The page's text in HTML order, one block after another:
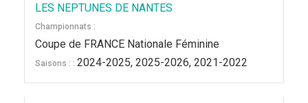
LES NEPTUNES DE NANTES
Championnats :
Coupe de FRANCE Nationale Féminine
Saisons : : 2024-2025, 2025-2026, 2021-2022